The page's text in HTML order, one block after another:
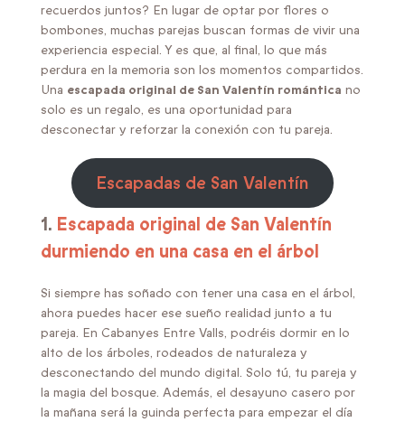
recuerdos juntos? En lugar de optar por flores o
bombones, muchas parejas buscan formas de vivir una
experiencia especial. Y es que, al final, lo que más
perdura en la memoria son los momentos compartidos.
Una escapada original de San Valentín romántica no
solo es un regalo, es una oportunidad para
desconectar y reforzar la conexión con tu pareja.
Escapadas de San Valentín
1. Escapada original de San Valentín
durmiendo en una casa en el árbol
Si siempre has soñado con tener una casa en el árbol,
ahora puedes hacer ese sueño realidad junto a tu
pareja. En Cabanyes Entre Valls, podréis dormir en lo
alto de los árboles, rodeados de naturaleza y
desconectando del mundo digital. Solo tú, tu pareja y
la magia del bosque. Además, el desayuno casero por
la mañana será la guinda perfecta para empezar el día